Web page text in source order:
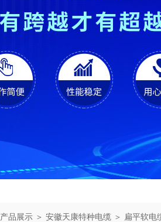
产品展示 ＞ 安徽天康特种电缆 ＞ 扁平软电